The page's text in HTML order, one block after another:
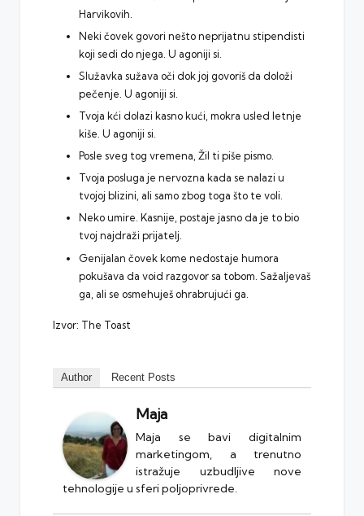
Harvikovih.
Neki čovek govori nešto neprijatnu stipendisti
koji sedi do njega. U agoniji si.
Služavka sužava oči dok joj govoriš da doloži
pečenje. U agoniji si.
Tvoja kći dolazi kasno kući, mokra usled letnje
kiše. U agoniji si.
Posle sveg tog vremena, Žil ti piše pismo.
Tvoja posluga je nervozna kada se nalazi u
tvojoj blizini, ali samo zbog toga što te voli.
Neko umire. Kasnije, postaje jasno da je to bio
tvoj najdraži prijatelj.
Genijalan čovek kome nedostaje humora
pokušava da void razgovor sa tobom. Sažaljevaš
ga, ali se osmehuješ ohrabrujući ga.
Izvor: The Toast
Author Recent Posts
Maja
Maja se bavi digitalnim
marketingom, a trenutno
istražuje uzbudljive nove
tehnologije u sferi poljoprivrede.